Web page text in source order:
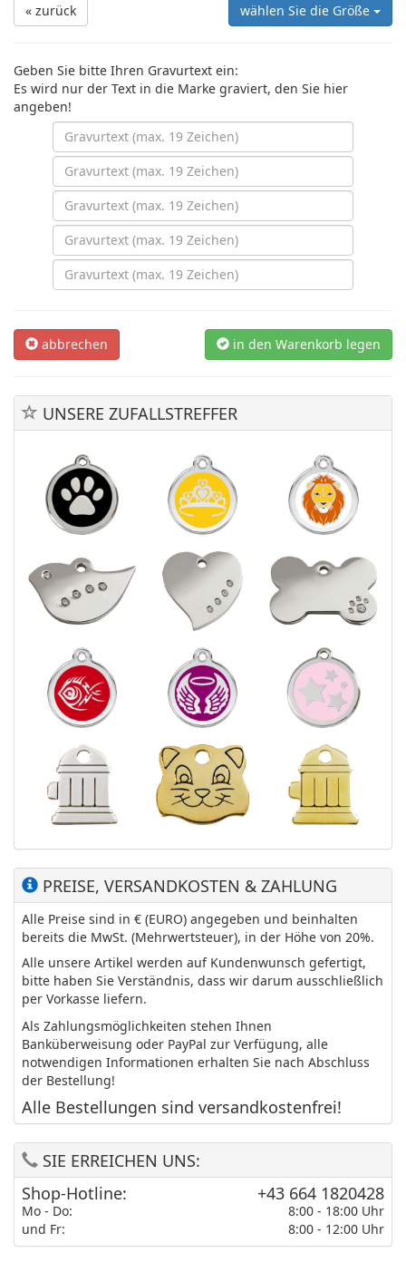
« zurück
wählen Sie die Größe
Geben Sie bitte Ihren Gravurtext ein:
Es wird nur der Text in die Marke graviert, den Sie hier
angeben!
abbrechen in den Warenkorb legen
UNSERE ZUFALLSTREFFER
PREISE, VERSANDKOSTEN & ZAHLUNG
Alle Preise sind in € (EURO) angegeben und beinhalten
bereits die MwSt. (Mehrwertsteuer), in der Höhe von 20%.
Alle unsere Artikel werden auf Kundenwunsch gefertigt,
bitte haben Sie Verständnis, dass wir darum ausschließlich
per Vorkasse liefern.
Als Zahlungsmöglichkeiten stehen Ihnen
Banküberweisung oder PayPal zur Verfügung, alle
notwendigen Informationen erhalten Sie nach Abschluss
der Bestellung!
Alle Bestellungen sind versandkostenfrei!
SIE ERREICHEN UNS:
Shop-Hotline:
Mo - Do:
und Fr:
+43 664 1820428
8:00 - 18:00 Uhr
8:00 - 12:00 Uhr